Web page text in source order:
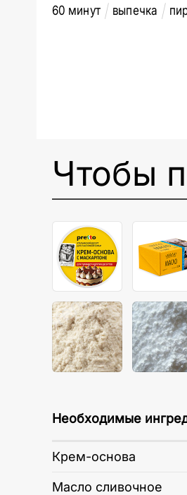
60 минут выпечка
Чтобы
Необходимые
Крем-основа
Масло сливочное